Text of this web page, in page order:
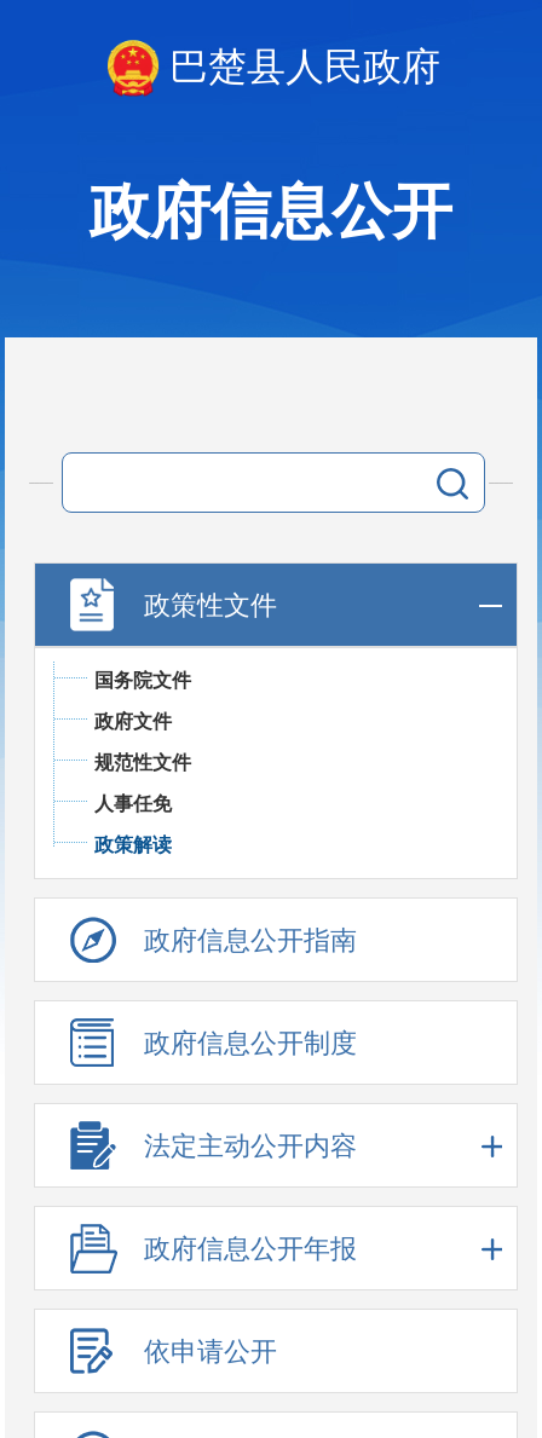
巴楚县人民政府
政府信息公开
政策性文件
国务院文件
政府文件
规范性文件
人事任免
政策解读
政府信息公开指南
政府信息公开制度
法定主动公开内容
政府信息公开年报
依申请公开